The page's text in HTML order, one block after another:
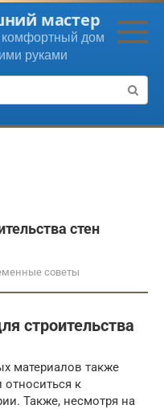
мастер
комфортный дом
руками
стен
советы
строительства
материалов также
относиться к
Также, несмотря на